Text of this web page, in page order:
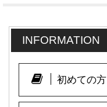
INFORMATION
初めての方